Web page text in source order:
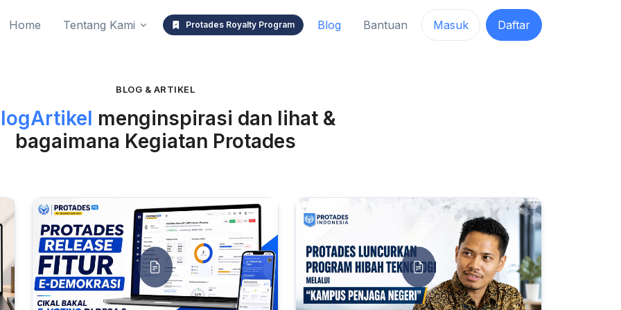
Home Tentang Kami Protades Royalty Program Blog Bantuan Masuk Daftar
BLOG & ARTIKEL
menginspirasi dan lihat &
bagaimana Kegiatan Protades